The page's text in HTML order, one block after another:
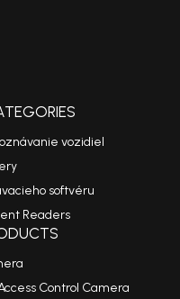
vozidiel
softvéru
Readers
Control Camera